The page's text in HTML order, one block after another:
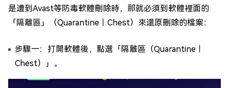
是遭到Avast等防毒軟體刪除時，那就必須到軟體裡面的
「隔離區」（Quarantine｜Chest）來還原刪除的檔案：
步驟一：打開軟體後，點選「隔離區（Quarantine｜
Chest）」。